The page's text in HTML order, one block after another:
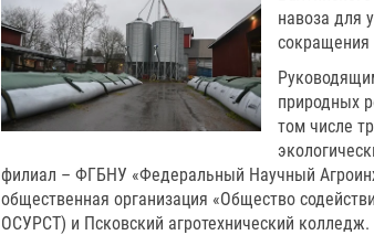
навоза для
сокращения
природных
том числе
филиал – ФГБНУ «Федеральный Научный
общественная организация «Общество
ОСУРСТ) и Псковский агротехнический колледж.